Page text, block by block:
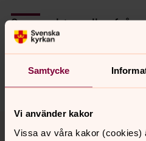
Samtycke
Vi använder kakor
Vissa av våra kakor (cookies)
Synpunkter eller
innehåll?
Dela
Tillbaka till toppen
Tillbaka till innehållet